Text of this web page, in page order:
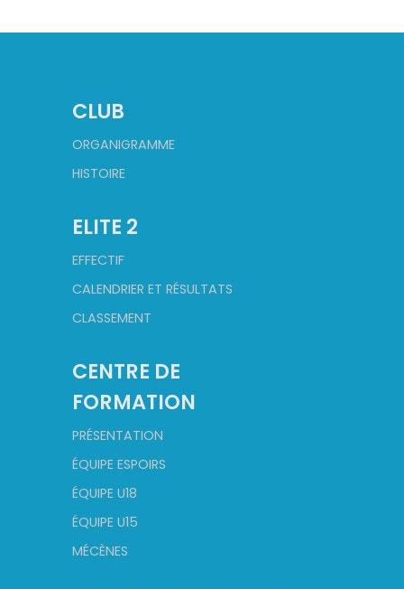
CLUB
ORGANIGRAMME
HISTOIRE
ELITE 2
EFFECTIF
CALENDRIER ET RÉSULTATS
CLASSEMENT
CENTRE DE
FORMATION
PRÉSENTATION
ÉQUIPE ESPOIRS
ÉQUIPE U18
ÉQUIPE U15
MÉCÈNES